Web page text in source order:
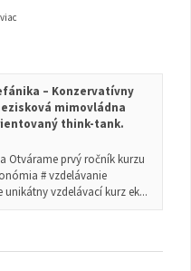
– Konzervatívny
mimovládna
think-tank.
Otvárame prvý ročník kurzu
# vzdelávanie
vzdelávací kurz ek...